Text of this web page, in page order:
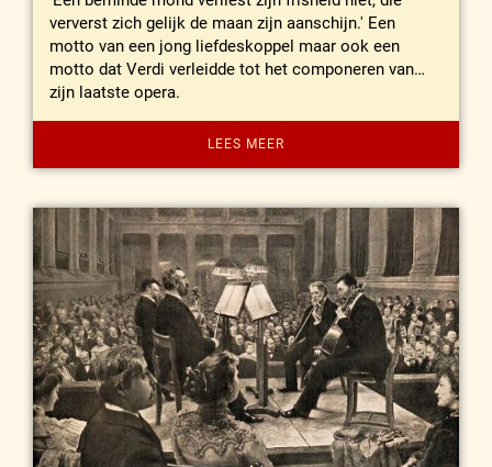
ververst zich gelijk de maan zijn aanschijn.' Een
motto van een jong liefdeskoppel maar ook een
motto dat Verdi verleidde tot het componeren van
zijn laatste opera.
LEES MEER